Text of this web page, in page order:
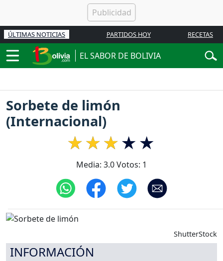
ÚLTIMAS NOTICIAS PARTIDOS HOY RECETAS
EL SABOR DE BOLIVIA
Sorbete de limón
(Internacional)
Media: 3.0Votos: 1
ShutterStock
INFORMACIÓN